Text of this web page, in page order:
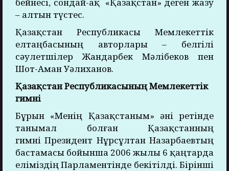
– алтын түстес.
Қазақстан Республикасы Мемлекеттік
елтаңбасының авторлары – белгілі
сәулетшілер Жандарбек Мәлібеков пен
Шот-Аман Уәлиханов.
Қазақстан Республикасының Мемлекеттік
гимні
Бұрын «Менің Қазақстаным» әні ретінде
танымал болған Қазақстанның
гимні Президент Нұрсұлтан Назарбаевтың
бастамасы бойынша 2006 жылы 6 қаңтарда
еліміздің Парламентінде бекітілді. Бірінші